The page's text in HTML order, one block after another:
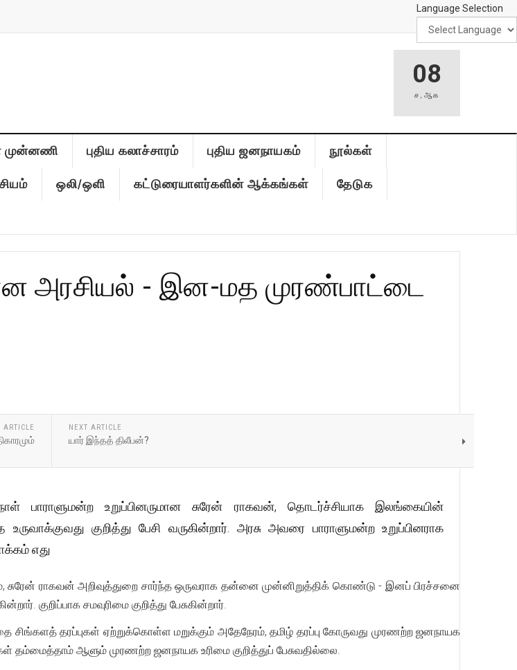
Language Selection
08
ச , ஆக
முன்னணி புதிய கலாச்சாரம் புதிய ஜனநாயகம் நூல்கள்
ஒலி/ஒளி கட்டுரையாளர்களின் ஆக்கங்கள் தேடுக
அரசியல் - இன-மத முரண்பாட்டை
ARTICLE NEXT ARTICLE
யார் இந்தத் திலீபன்?
பாராளுமன்ற உறுப்பினருமான சுரேன் ராகவன், தொடர்ச்சியாக இலங்கையின்
குறித்து பேசி வருகின்றார். அரசு அவரை பாராளுமன்ற உறுப்பினராக
எது
சுரேன் ராகவன் அறிவுத்துறை சார்ந்த ஒருவராக தன்னை முன்னிறுத்திக் கொண்டு - இனப் பிரச்சனை
குறிப்பாக சமவுரிமை குறித்து பேசுகின்றார்.
சிங்களத் தரப்புகள் ஏற்றுக்கொள்ள மறுக்கும் அதேநேரம், தமிழ் தரப்பு கோருவது முரணற்ற ஜனநாயக
ஆளும் முரணற்ற ஜனநாயக உரிமை குறித்துப் பேசுவதில்லை.